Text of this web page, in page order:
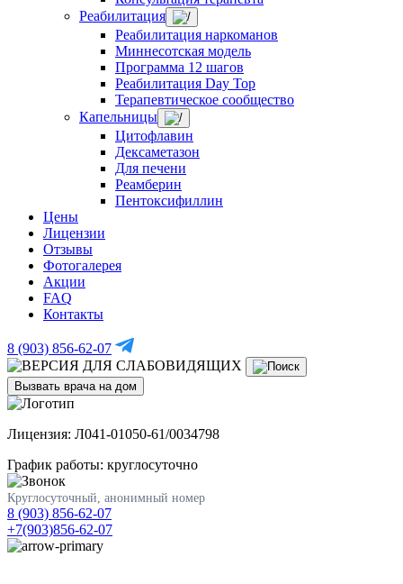
Реабилитация
Реабилитация наркоманов
Миннесотская модель
Программа 12 шагов
Реабилитация Day Top
Терапевтическое сообщество
Капельницы
Цитофлавин
Дексаметазон
Для печени
Реамберин
Пентоксифиллин
Цены
Лицензии
Отзывы
Фотогалерея
Акции
FAQ
Контакты
8 (903) 856-62-07
Вызвать врача на дом
Лицензия: Л041-01050-61/0034798
График работы: круглосуточно
Круглосуточный, анонимный номер
8 (903) 856-62-07
+7(903)856-62-07